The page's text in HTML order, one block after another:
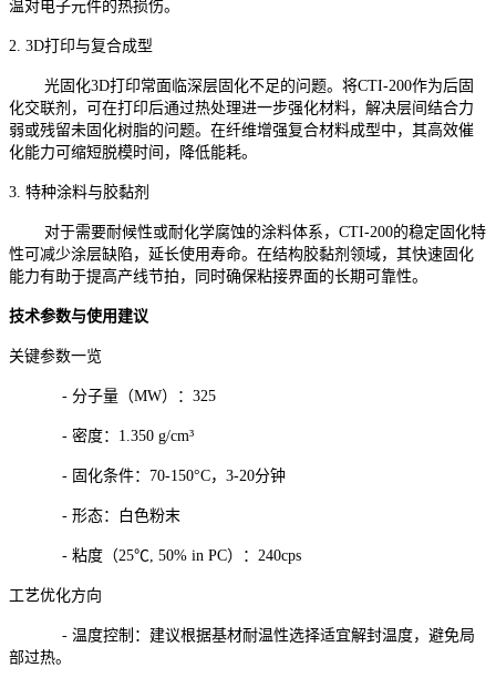
温对电子元件的热损伤。
2. 3D打印与复合成型
光固化3D打印常面临深层固化不足的问题。将CTI-200作为后固
化交联剂，可在打印后通过热处理进一步强化材料，解决层间结合力
弱或残留未固化树脂的问题。在纤维增强复合材料成型中，其高效催
化能力可缩短脱模时间，降低能耗。
3. 特种涂料与胶黏剂
对于需要耐候性或耐化学腐蚀的涂料体系，CTI-200的稳定固化特
性可减少涂层缺陷，延长使用寿命。在结构胶黏剂领域，其快速固化
能力有助于提高产线节拍，同时确保粘接界面的长期可靠性。
技术参数与使用建议
关键参数一览
- 分子量（MW）：325
- 密度：1.350 g/cm³
- 固化条件：70-150°C，3-20分钟
- 形态：白色粉末
- 粘度（25℃, 50% in PC）：240cps
工艺优化方向
- 温度控制：建议根据基材耐温性选择适宜解封温度，避免局
部过热。